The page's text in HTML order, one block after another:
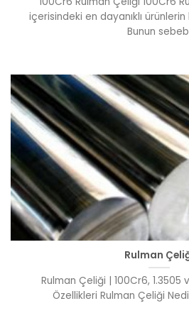
içerisindeki en dayanıklı
Bunun
Rulman
Rulman Çeliği | 100Cr6, 1.3505
Özellikleri Rulman Çeliği